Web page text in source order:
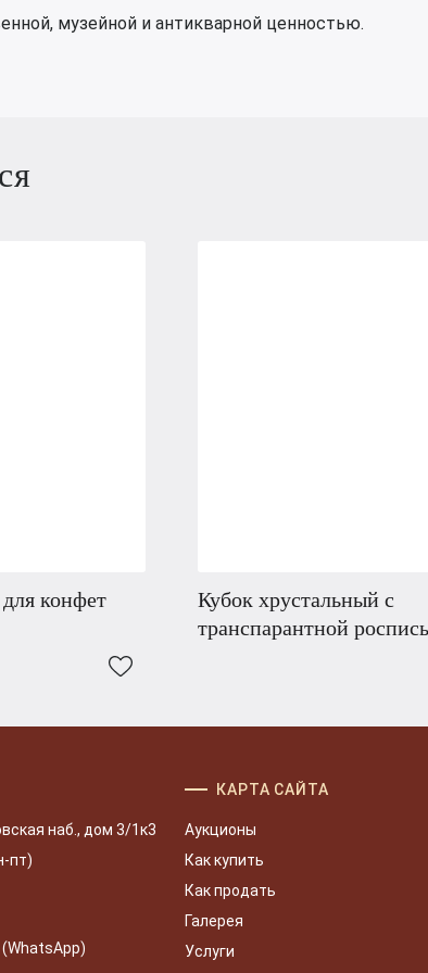
музейной и антикварной ценностью.
конфет
Кубок хрустальный с
транспарантной
наб., дом 3/1к3
пт)
КАРТА САЙТА
Аукционы
Как купить
Как продать
Галерея
Услуги